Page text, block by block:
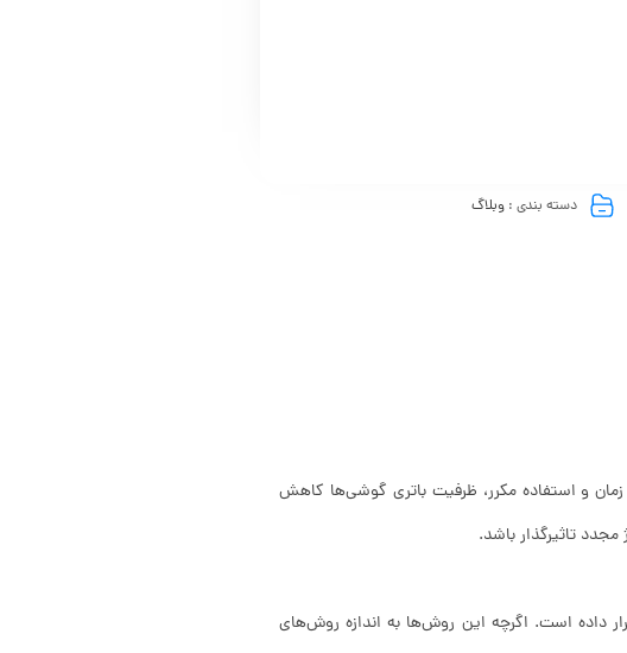
دسته بندی : وبلاگ
و استفاده مکرر، ظرفیت باتری گوشی‌ها کاهش
تاثیرگذار باشد.
داده است. اگرچه این روش‌ها به اندازه روش‌های